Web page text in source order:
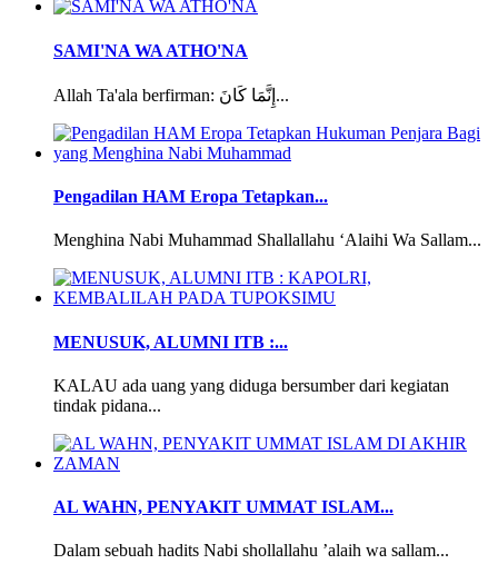
SAMI'NA WA ATHO'NA
Allah Ta'ala berfirman: إِنَّمَا كَانَ...
Pengadilan HAM Eropa Tetapkan...
Menghina Nabi Muhammad Shallallahu ‘Alaihi Wa Sallam...
MENUSUK, ALUMNI ITB :...
KALAU ada uang yang diduga bersumber dari kegiatan
tindak pidana...
AL WAHN, PENYAKIT UMMAT ISLAM...
Dalam sebuah hadits Nabi shollallahu ’alaih wa sallam...